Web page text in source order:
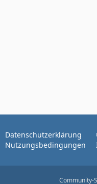
Datenschutzerklärung
Nutzungsbedingungen
Community-